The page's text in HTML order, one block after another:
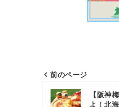
投
前のページ
【阪神
よ！北